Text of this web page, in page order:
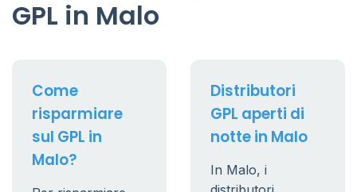
GPL in Malo
Come
risparmiare
sul GPL in
Malo?
Distributori
GPL aperti di
notte in Malo
In Malo, i